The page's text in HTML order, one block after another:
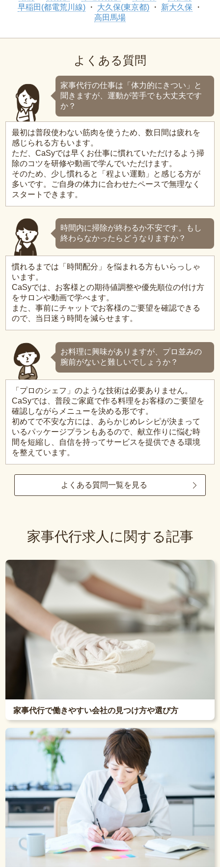
早稲田(都電荒川線)
大久保(東京都)
新大久保
高田馬場
よくある質問
家事代行の仕事は「体力的にきつい」と
聞きますが、運動が苦手でも大丈夫です
か？
最初は普段使わない筋肉を使うため、数日間は疲れを
感じられる方もいます。
ただ、CaSyでは早くお仕事に慣れていただけるよう掃
除のコツを研修や動画で学んでいただけます。
そのため、少し慣れると「程よい運動」と感じる方が
多いです。ご自身の体力に合わせたペースで無理なく
スタートできます。
時間内に掃除が終わるか不安です。もし
終わらなかったらどうなりますか？
慣れるまでは「時間配分」を悩まれる方もいらっしゃ
います。
CaSyでは、お客様との期待値調整や優先順位の付け方
をサロンや動画で学べます。
また、事前にチャットでお客様のご要望を確認できる
ので、当日迷う時間を減らせます。
お料理に興味がありますが、プロ並みの
腕前がないと難しいでしょうか？
「プロのシェフ」のような技術は必要ありません。
CaSyでは、普段ご家庭で作る料理をお客様のご要望を
確認しながらメニューを決める形です。
初めてで不安な方には、あらかじめレシピが決まって
いるパッケージプランもあるので、献立作りに悩む時
間を短縮し、自信を持ってサービスを提供できる環境
を整えています。
よくある質問一覧を見る
家事代行求人に関する記事
家事代行で働きやすい会社の見つけ方や選び方